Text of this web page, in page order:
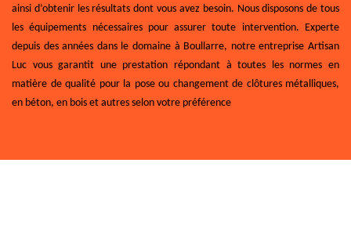
ainsi d’obtenir les résultats dont vous avez besoin. Nous disposons de tous
les équipements nécessaires pour assurer toute intervention. Experte
depuis des années dans le domaine à Boullarre, notre entreprise Artisan
Luc vous garantit une prestation répondant à toutes les normes en
matière de qualité pour la pose ou changement de clôtures métalliques,
en béton, en bois et autres selon votre préférence